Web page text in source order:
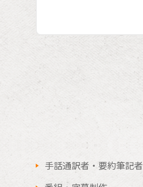
手話通訳者・要約筆記者